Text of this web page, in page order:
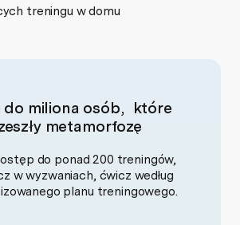
treningu w domu
do miliona osób, które
metamorfozę
do ponad 200 treningów,
w wyzwaniach, ćwicz według
planu treningowego.